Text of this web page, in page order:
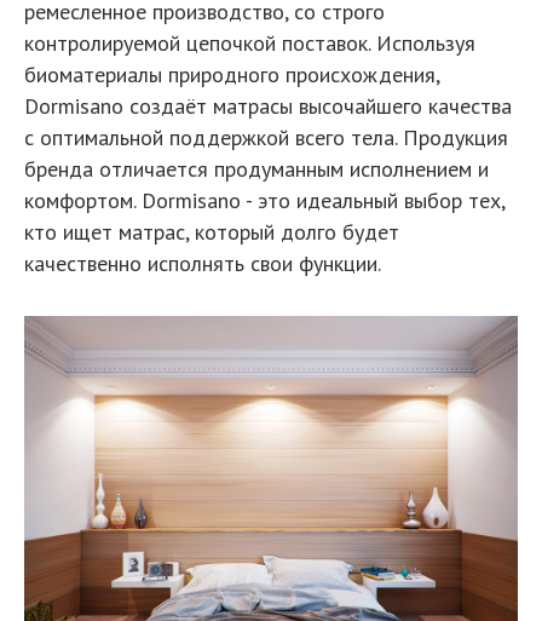
ремесленное производство, со строго
контролируемой цепочкой поставок. Используя
биоматериалы природного происхождения,
Dormisano создаёт матрасы высочайшего качества
с оптимальной поддержкой всего тела. Продукция
бренда отличается продуманным исполнением и
комфортом. Dormisano - это идеальный выбор тех,
кто ищет матрас, который долго будет
качественно исполнять свои функции.